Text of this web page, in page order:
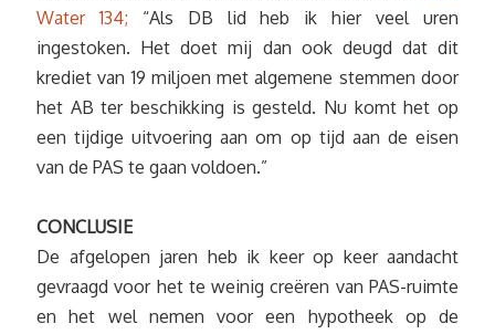
Water 134; “Als DB lid heb ik hier veel uren
ingestoken. Het doet mij dan ook deugd dat dit
krediet van 19 miljoen met algemene stemmen door
het AB ter beschikking is gesteld. Nu komt het op
een tijdige uitvoering aan om op tijd aan de eisen
van de PAS te gaan voldoen.”
CONCLUSIE
De afgelopen jaren heb ik keer op keer aandacht
gevraagd voor het te weinig creëren van PAS-ruimte
en het wel nemen voor een hypotheek op de